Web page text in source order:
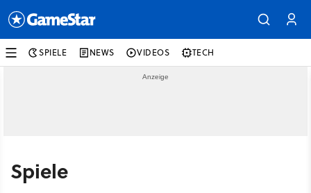
SPIELE NEWS VIDEOS TECH
Spiele